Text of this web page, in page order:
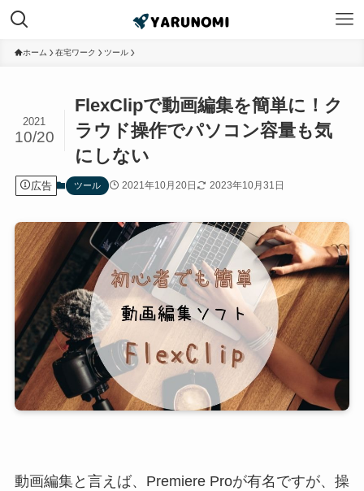
ホーム 在宅ワーク ツール
FlexClipで動画編集を簡単に！ク
ラウド操作でパソコン容量も気
にしない
2021
10/20
広告 ツール 2021年10月20日 2023年10月31日
動画編集と言えば、Premiere Proが有名ですが、操